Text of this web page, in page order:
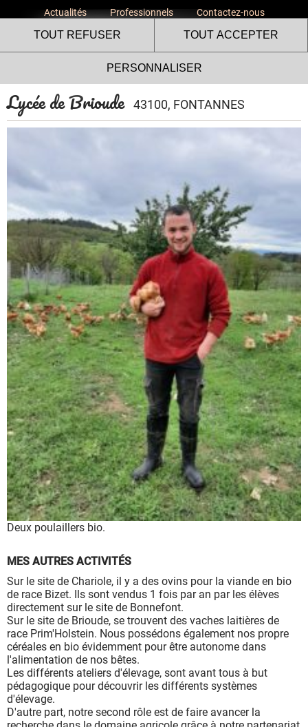
Actualités Professionnels Contactez-nous
Lycée de Brioude 43100, FONTANNES
Deux poulaillers bio.
MES AUTRES ACTIVITÉS
Sur le site de Chariole, il y a des ovins pour la viande en bio
de race Bizet. Ils sont vendus 1 fois par an par les élèves
directement sur le site de Bonnefont.
Sur le site de Brioude, se trouvent des vaches laitières de
race Prim'Holstein. Nous possédons également nos propre
céréales en bio évidemment pour être autonome dans
l'alimentation de nos bêtes.
Les différents ateliers d'élevage, sont avant tous à but
pédagogique pour découvrir les différents systèmes
d'élevage.
D'autre part, notre second rôle est de faire avancer la
Le site internet Volailles
Fermières de l’Ardèche utilise
des cookies !
Nous utilisons des cookies pour nous assurer du bon
fonctionnement de notre site et à des fins analytiques. Vous
pouvez changer d'avis à tout moment en cliquant sur l'icône
présente sur chaque page de notre site. En autorisant ces
services tiers, vous acceptez le dépôt et la lecture de
cookies et l'utilisation de technologies de suivi nécessaires
à leur bon fonctionnement.
Charte de confidentialité
TOUT REFUSER TOUT ACCEPTER
PERSONNALISER